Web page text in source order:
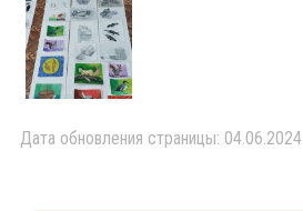
Дата обновления страницы: 04.06.2024